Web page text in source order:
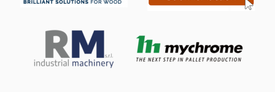
Tp 201
기타 액세서리